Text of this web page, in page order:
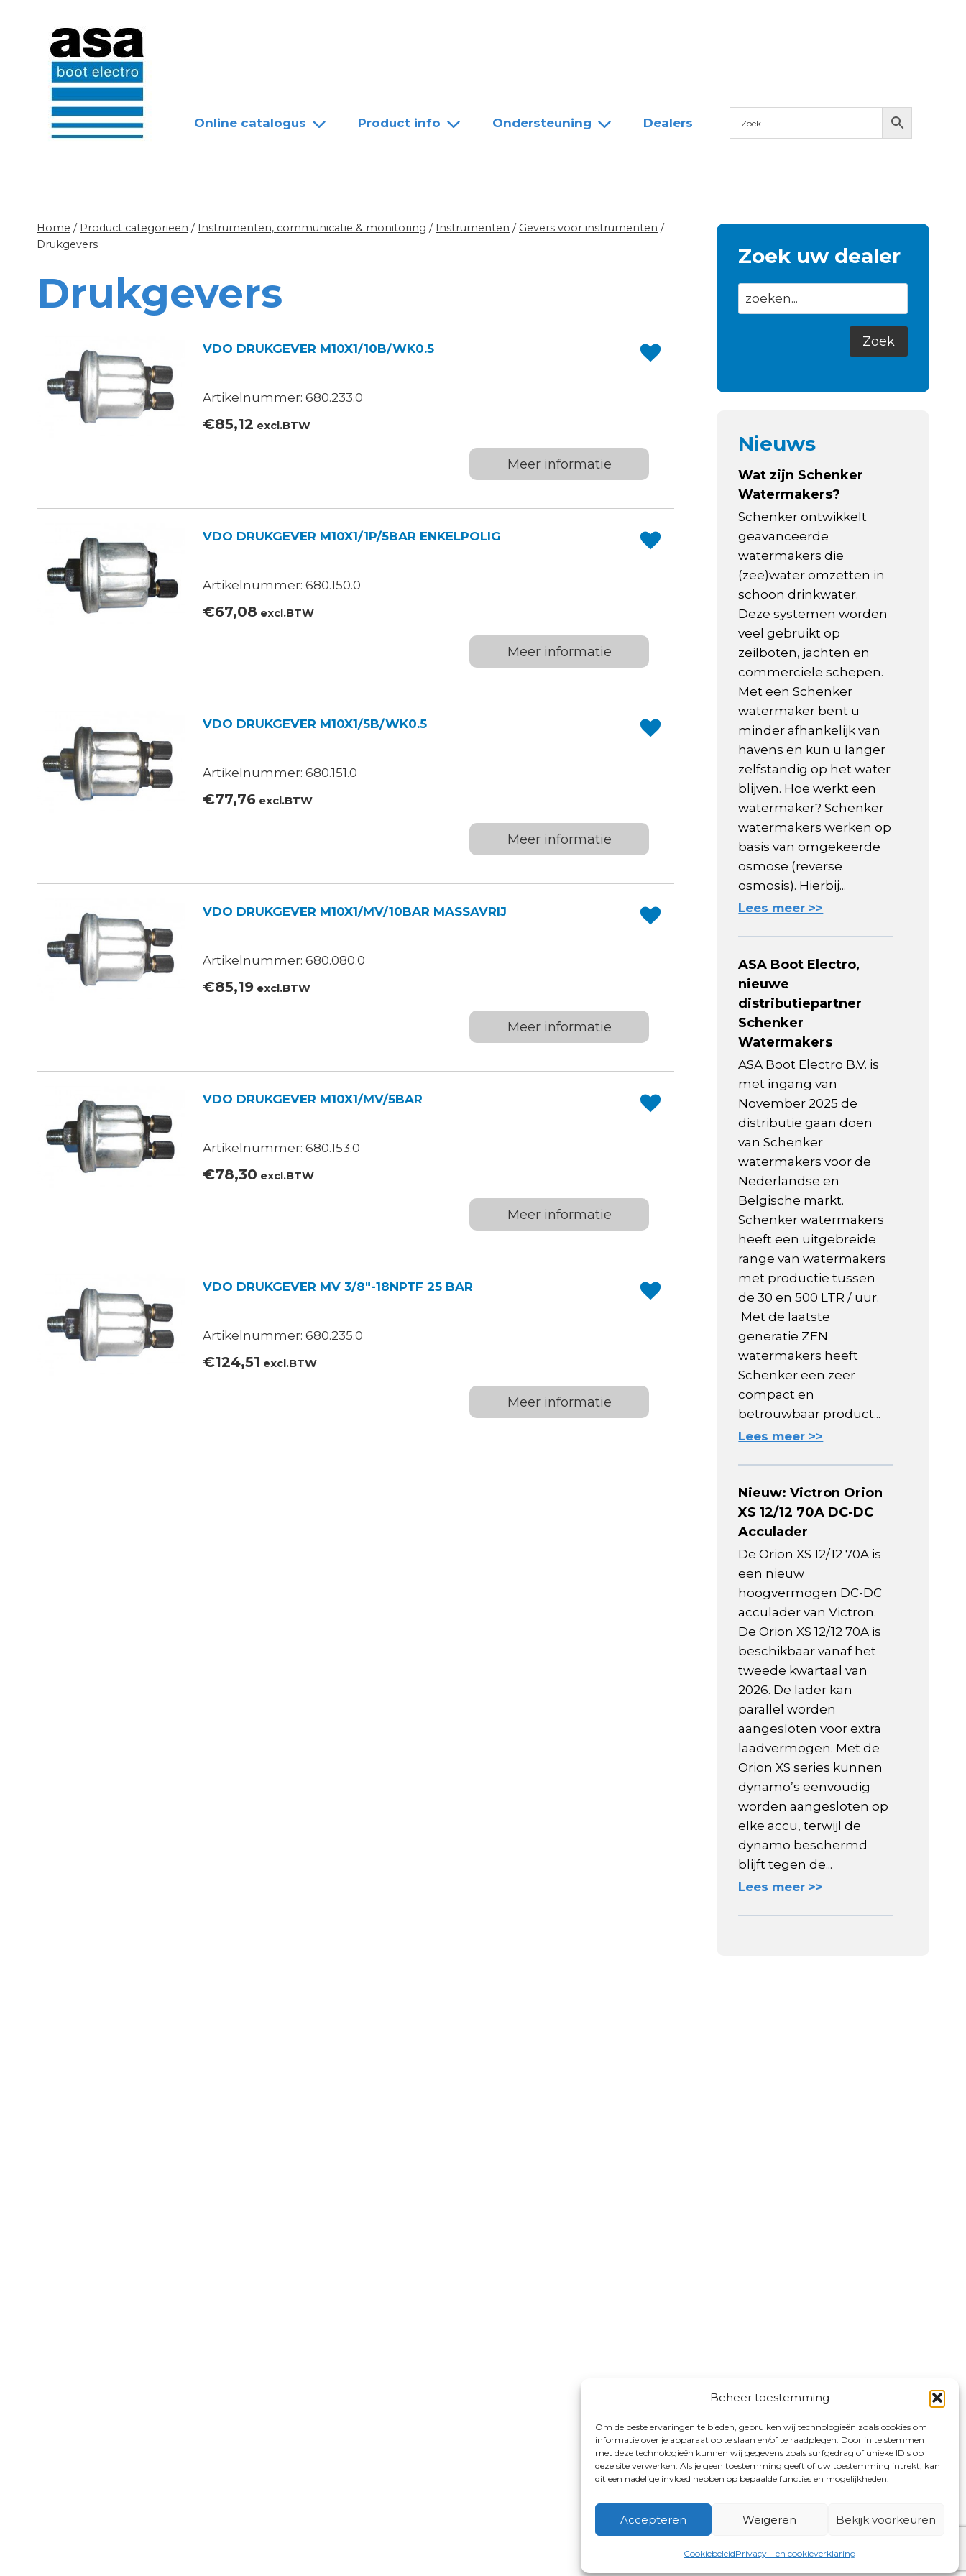
Beheer toestemming
Om de beste ervaringen te bieden, gebruiken wij technologieën zoals cookies om
informatie over je apparaat op te slaan en/of te raadplegen. Door in te stemmen
met deze technologieën kunnen wij gegevens zoals surfgedrag of unieke ID's op
deze site verwerken. Als je geen toestemming geeft of uw toestemming intrekt, kan
dit een nadelige invloed hebben op bepaalde functies en mogelijkheden.
Accepteren Weigeren Bekijk voorkeuren
CookiebeleidPrivacy – en cookieverklaring
Online catalogus Product info Ondersteuning Dealers
Home / Product categorieën / Instrumenten, communicatie & monitoring / Instrumenten / Gevers voor instrumenten /
Drukgevers
Drukgevers
VDO DRUKGEVER M10X1/10B/WK0.5
Artikelnummer: 680.233.0
€85,12 excl.BTW
Meer informatie
VDO DRUKGEVER M10X1/1P/5BAR ENKELPOLIG
Artikelnummer: 680.150.0
€67,08 excl.BTW
Meer informatie
VDO DRUKGEVER M10X1/5B/WK0.5
Artikelnummer: 680.151.0
€77,76 excl.BTW
Meer informatie
VDO DRUKGEVER M10X1/MV/10BAR MASSAVRIJ
Artikelnummer: 680.080.0
€85,19 excl.BTW
Meer informatie
VDO DRUKGEVER M10X1/MV/5BAR
Artikelnummer: 680.153.0
€78,30 excl.BTW
Meer informatie
VDO DRUKGEVER MV 3/8″-18NPTF 25 BAR
Artikelnummer: 680.235.0
€124,51 excl.BTW
Meer informatie
Zoek uw dealer
Nieuws
Wat zijn Schenker
Watermakers?
Schenker ontwikkelt
geavanceerde
watermakers die
(zee)water omzetten in
schoon drinkwater.
Deze systemen worden
veel gebruikt op
zeilboten, jachten en
commerciële schepen.
Met een Schenker
watermaker bent u
minder afhankelijk van
havens en kun u langer
zelfstandig op het water
blijven. Hoe werkt een
watermaker? Schenker
watermakers werken op
basis van omgekeerde
osmose (reverse
osmosis). Hierbij...
Lees meer >>
ASA Boot Electro,
nieuwe
distributiepartner
Schenker
Watermakers
ASA Boot Electro B.V. is
met ingang van
November 2025 de
distributie gaan doen
van Schenker
watermakers voor de
Nederlandse en
Belgische markt.
Schenker watermakers
heeft een uitgebreide
range van watermakers
met productie tussen
de 30 en 500 LTR / uur.
Met de laatste
generatie ZEN
watermakers heeft
Schenker een zeer
compact en
betrouwbaar product...
Lees meer >>
Nieuw: Victron Orion
XS 12/12 70A DC-DC
Acculader
De Orion XS 12/12 70A is
een nieuw
hoogvermogen DC-DC
acculader van Victron.
De Orion XS 12/12 70A is
beschikbaar vanaf het
tweede kwartaal van
2026. De lader kan
parallel worden
aangesloten voor extra
laadvermogen. Met de
Orion XS series kunnen
dynamo’s eenvoudig
worden aangesloten op
elke accu, terwijl de
dynamo beschermd
blijft tegen de...
Lees meer >>